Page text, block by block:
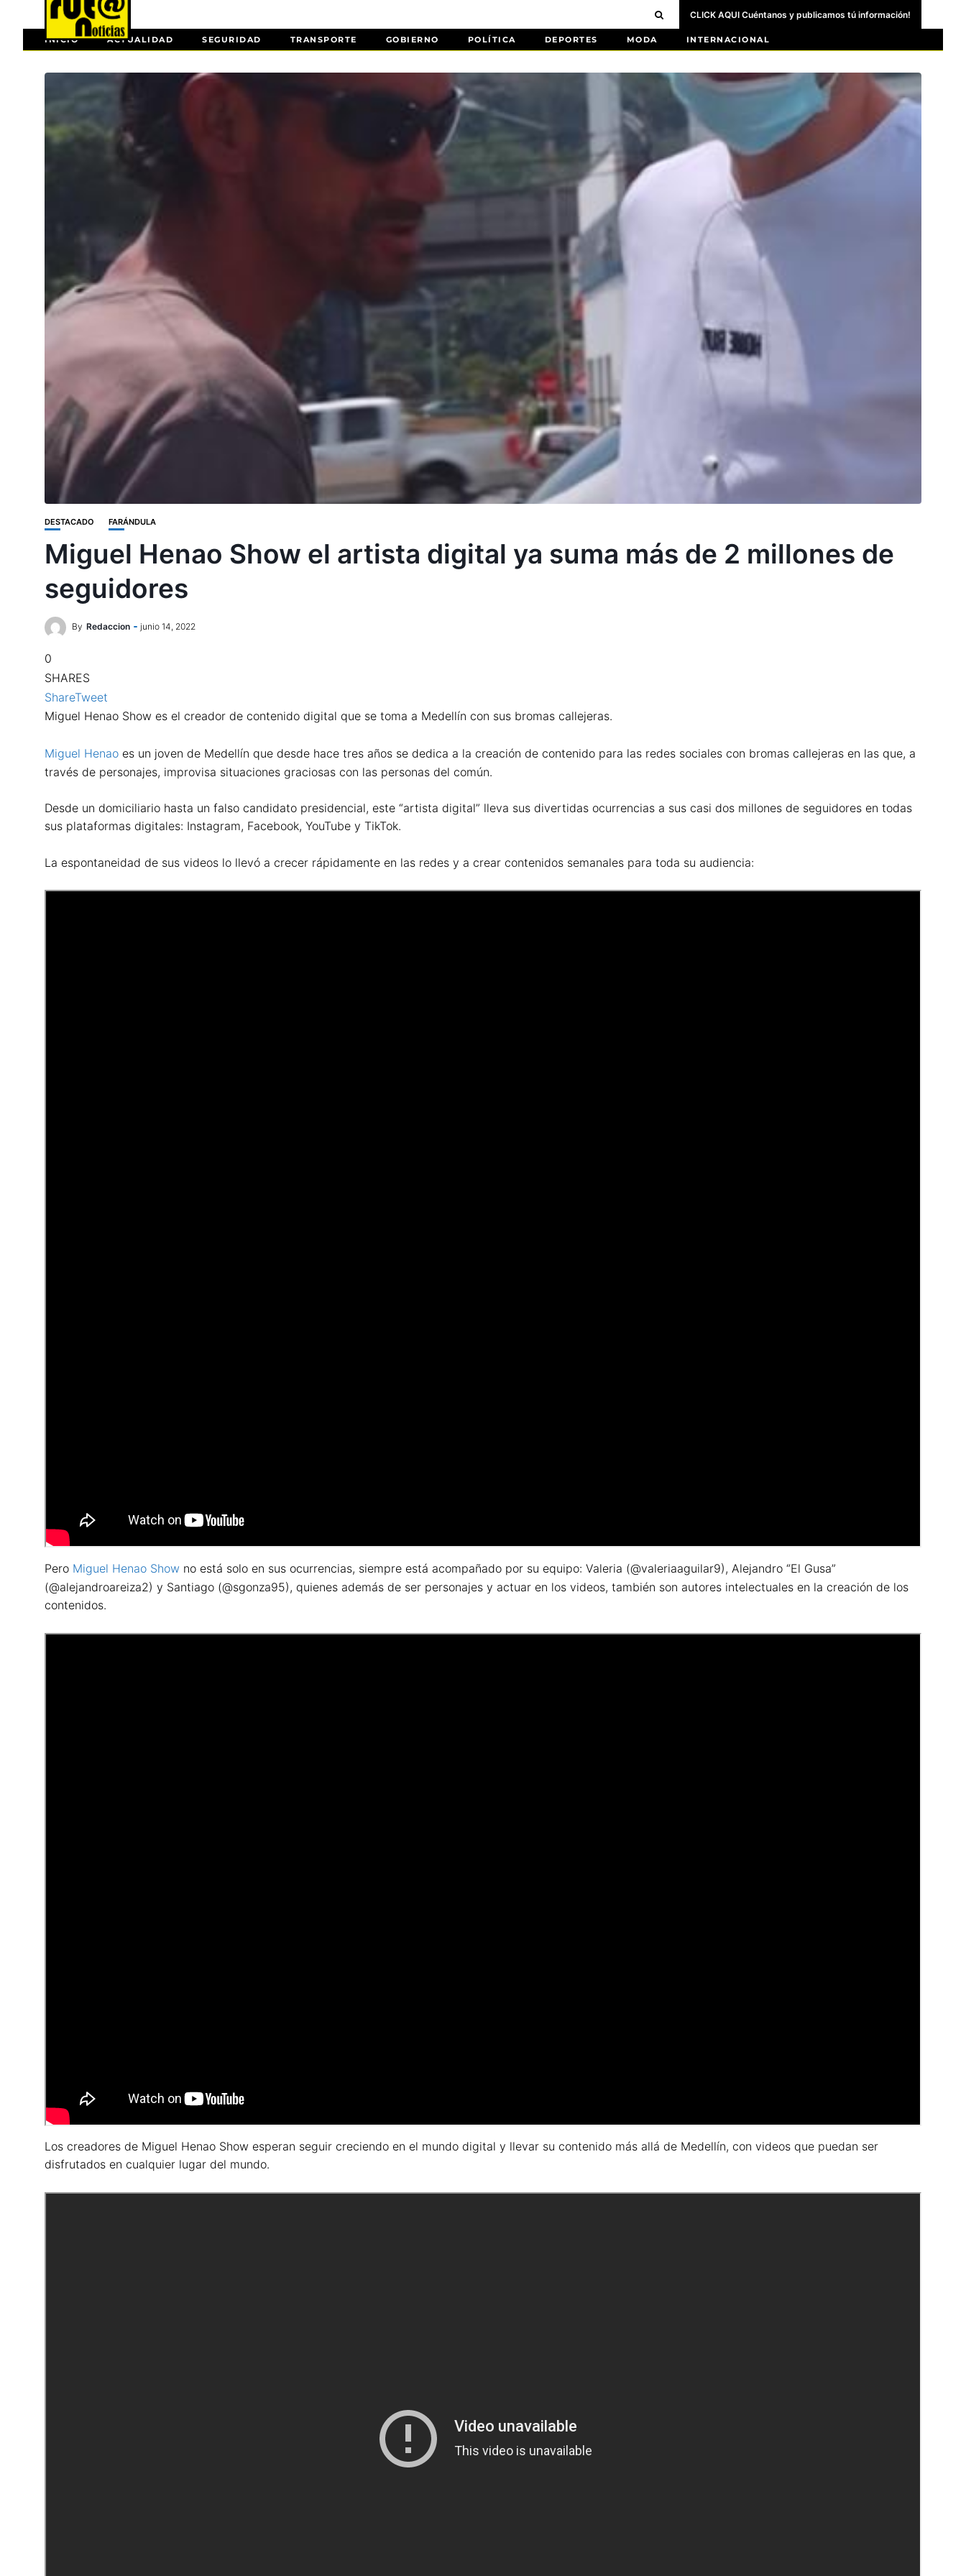
CLICK AQUI Cuéntanos y publicamos tú información!
INICIO ACTUALIDAD SEGURIDAD TRANSPORTE GOBIERNO POLÍTICA DEPORTES MODA INTERNACIONAL
DESTACADO FARÁNDULA
Miguel Henao Show el artista digital ya suma más de 2 millones de
seguidores
By Redaccion junio 14, 2022
0
SHARES
ShareTweet
Miguel Henao Show es el creador de contenido digital que se toma a Medellín con sus bromas callejeras.
Miguel Henao es un joven de Medellín que desde hace tres años se dedica a la creación de contenido para las redes sociales con bromas callejeras en las que, a
través de personajes, improvisa situaciones graciosas con las personas del común.
Desde un domiciliario hasta un falso candidato presidencial, este “artista digital” lleva sus divertidas ocurrencias a sus casi dos millones de seguidores en todas
sus plataformas digitales: Instagram, Facebook, YouTube y TikTok.
La espontaneidad de sus videos lo llevó a crecer rápidamente en las redes y a crear contenidos semanales para toda su audiencia:
Pero Miguel Henao Show no está solo en sus ocurrencias, siempre está acompañado por su equipo: Valeria (@valeriaaguilar9), Alejandro “El Gusa”
(@alejandroareiza2) y Santiago (@sgonza95), quienes además de ser personajes y actuar en los videos, también son autores intelectuales en la creación de los
contenidos.
Los creadores de Miguel Henao Show esperan seguir creciendo en el mundo digital y llevar su contenido más allá de Medellín, con videos que puedan ser
disfrutados en cualquier lugar del mundo.